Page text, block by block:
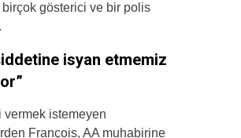
birçok gösterici ve bir polis
isyan etmemiz
vermek istemeyen
François, AA muhabirine